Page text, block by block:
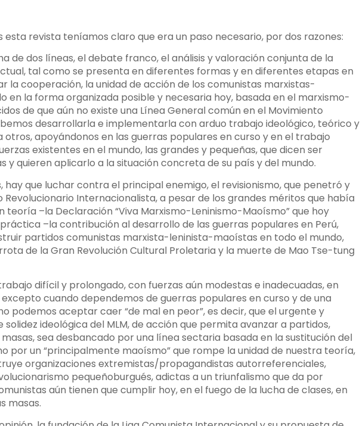
esta revista teníamos claro que era un paso necesario, por dos razones:
de dos líneas, el debate franco, el análisis y valoración conjunta de la
tal como se presenta en diferentes formas y en diferentes etapas en
la cooperación, la unidad de acción de los comunistas marxistas-
en la forma organizada posible y necesaria hoy, basada en el marxismo-
de que aún no existe una Línea General común en el Movimiento
desarrollarla e implementarla con arduo trabajo ideológico, teórico y
otros, apoyándonos en las guerras populares en curso y en el trabajo
existentes en el mundo, las grandes y pequeñas, que dicen ser
quieren aplicarlo a la situación concreta de su país y del mundo.
hay que luchar contra el principal enemigo, el revisionismo, que penetró y
Internacionalista, a pesar de los grandes méritos que había
teoría –la Declaración “Viva Marxismo-Leninismo-Maoísmo” que hoy
–la contribución al desarrollo de las guerras populares en Perú,
partidos comunistas marxista-leninista-maoístas en todo el mundo,
de la Gran Revolución Cultural Proletaria y la muerte de Mao Tse-tung
difícil y prolongado, con fuerzas aún modestas e inadecuadas, en
cuando dependemos de guerras populares en curso y de una
podemos aceptar caer “de mal en peor”, es decir, que el urgente y
solidez ideológica del MLM, de acción que permita avanzar a partidos,
sea desbancado por una línea sectaria basada en la sustitución del
por un “principalmente maoísmo” que rompe la unidad de nuestra teoría,
organizaciones extremistas/propagandistas autorreferenciales,
pequeñoburgués, adictas a un triunfalismo que da por
aún tienen que cumplir hoy, en el fuego de la lucha de clases, en
masas.